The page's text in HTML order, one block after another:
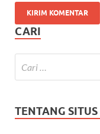
CARI
TENTANG